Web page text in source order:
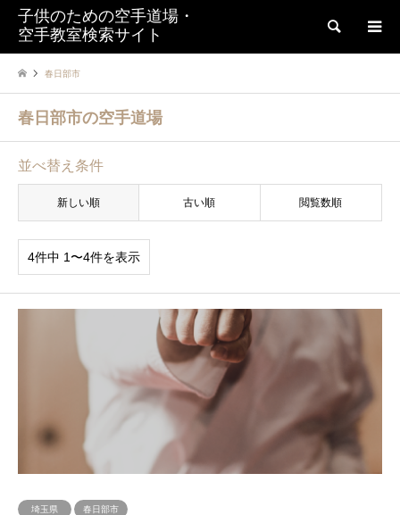
子供のための空手道場・
空手教室検索サイト
検索
春日部市
春日部市の空手道場
並べ替え条件
新しい順 古い順 閲覧数順
4件中 1〜4件を表示
埼玉県 春日部市